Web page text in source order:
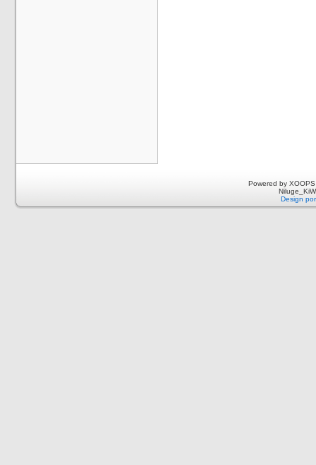
Powered by
Design